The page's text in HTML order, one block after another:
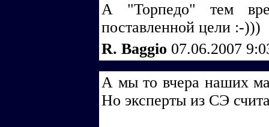
А "Торпедо" тем
поставленной цели :-)))
R. Baggio 07.06.2007
А мы то вчера наших
Но эксперты из СЭ